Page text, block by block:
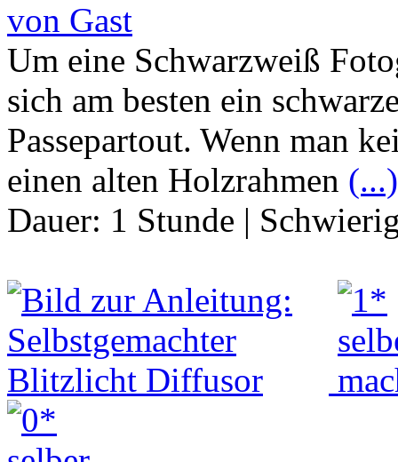
von Gast
Um eine Schwarzweiß
sich am besten ein
Passepartout. Wenn man
einen alten Holzrahmen (...)
Dauer: 1 Stunde |